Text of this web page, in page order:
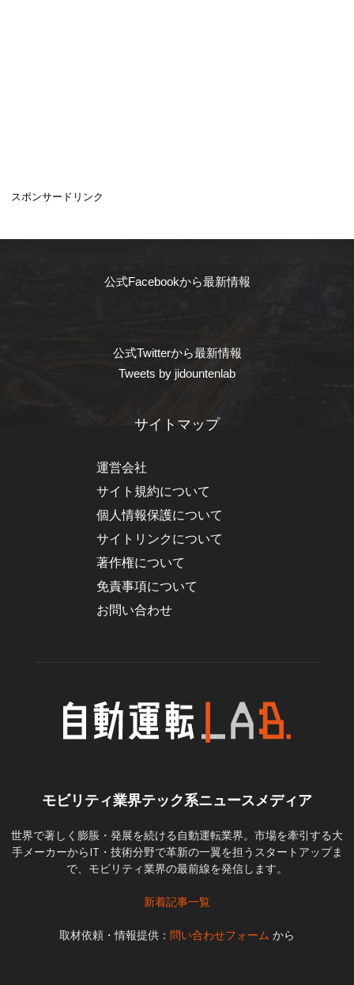
スポンサードリンク
公式Facebookから最新情報
公式Twitterから最新情報
Tweets by jidountenlab
サイトマップ
運営会社
サイト規約について
個人情報保護について
サイトリンクについて
著作権について
免責事項について
お問い合わせ
モビリティ業界テック系ニュースメディア
世界で著しく膨脹・発展を続ける自動運転業界。市場を牽引する大
手メーカーからIT・技術分野で革新の一翼を担うスタートアップま
で、モビリティ業界の最前線を発信します。
新着記事一覧
取材依頼・情報提供： 問い合わせフォーム から